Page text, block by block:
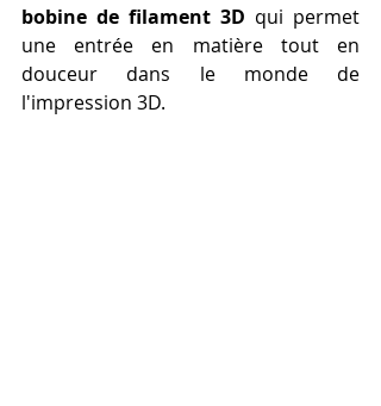
bobine de filament 3D qui permet
une entrée en matière tout en
douceur dans le monde de
l'impression 3D.